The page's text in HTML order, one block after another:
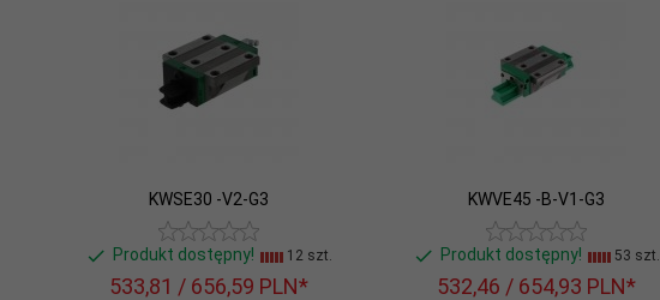
KWSE30 -V2-G3
Produkt dostępny! 12 szt.
533,81 / 656,59 PLN*
KWVE45 -B-V1-G3
Produkt dostępny! 53 szt.
532,46 / 654,93 PLN*